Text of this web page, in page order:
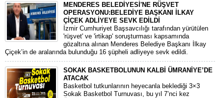
MENDERES BELEDİYESİ'NE RÜŞVET
OPERASYONU:BELEDİYE BAŞKANI İLKAY
ÇİÇEK ADLİYEYE SEVK EDİLDİ
​İzmir Cumhuriyet Başsavcılığı tarafından yürütülen
'rüşvet' ve 'irtikap' soruşturması kapsamında
gözaltına alınan Menderes Belediye Başkanı İlkay
Çiçek’in de aralarında bulunduğu 16 şüpheli adliyeye sevk edildi.
SOKAK BASKETBOLUNUN KALBİ ÜMRANİYE’DE
ATACAK
Basketbol tutkunlarının heyecanla beklediği 3×3
Sokak Basketbol Turnuvası, bu yıl 7’nci kez